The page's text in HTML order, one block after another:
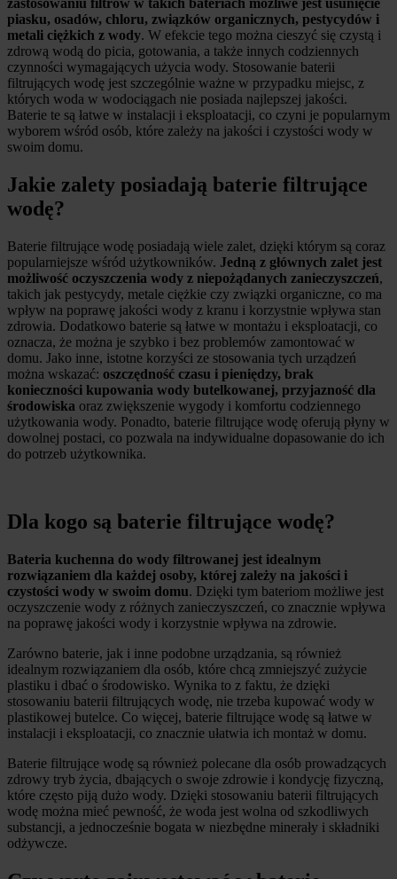
zastosowaniu filtrów w takich bateriach możliwe jest usunięcie
piasku, osadów, chloru, związków organicznych, pestycydów i
metali ciężkich z wody. W efekcie tego można cieszyć się czystą i
zdrową wodą do picia, gotowania, a także innych codziennych
czynności wymagających użycia wody. Stosowanie baterii
filtrujących wodę jest szczególnie ważne w przypadku miejsc, z
których woda w wodociągach nie posiada najlepszej jakości.
Baterie te są łatwe w instalacji i eksploatacji, co czyni je popularnym
wyborem wśród osób, które zależy na jakości i czystości wody w
swoim domu.
Jakie zalety posiadają baterie filtrujące
wodę?
Baterie filtrujące wodę posiadają wiele zalet, dzięki którym są coraz
popularniejsze wśród użytkowników. Jedną z głównych zalet jest
możliwość oczyszczenia wody z niepożądanych zanieczyszczeń,
takich jak pestycydy, metale ciężkie czy związki organiczne, co ma
wpływ na poprawę jakości wody z kranu i korzystnie wpływa stan
zdrowia. Dodatkowo baterie są łatwe w montażu i eksploatacji, co
oznacza, że można je szybko i bez problemów zamontować w
domu. Jako inne, istotne korzyści ze stosowania tych urządzeń
można wskazać: oszczędność czasu i pieniędzy, brak
konieczności kupowania wody butelkowanej, przyjazność dla
środowiska oraz zwiększenie wygody i komfortu codziennego
użytkowania wody. Ponadto, baterie filtrujące wodę oferują płyny w
dowolnej postaci, co pozwala na indywidualne dopasowanie do ich
do potrzeb użytkownika.
Dla kogo są baterie filtrujące wodę?
Bateria kuchenna do wody filtrowanej jest idealnym
rozwiązaniem dla każdej osoby, której zależy na jakości i
czystości wody w swoim domu. Dzięki tym bateriom możliwe jest
oczyszczenie wody z różnych zanieczyszczeń, co znacznie wpływa
na poprawę jakości wody i korzystnie wpływa na zdrowie.
Zarówno baterie, jak i inne podobne urządzania, są również
idealnym rozwiązaniem dla osób, które chcą zmniejszyć zużycie
plastiku i dbać o środowisko. Wynika to z faktu, że dzięki
stosowaniu baterii filtrujących wodę, nie trzeba kupować wody w
plastikowej butelce. Co więcej, baterie filtrujące wodę są łatwe w
instalacji i eksploatacji, co znacznie ułatwia ich montaż w domu.
Baterie filtrujące wodę są również polecane dla osób prowadzących
zdrowy tryb życia, dbających o swoje zdrowie i kondycję fizyczną,
które często piją dużo wody. Dzięki stosowaniu baterii filtrujących
wodę można mieć pewność, że woda jest wolna od szkodliwych
substancji, a jednocześnie bogata w niezbędne minerały i składniki
odżywcze.